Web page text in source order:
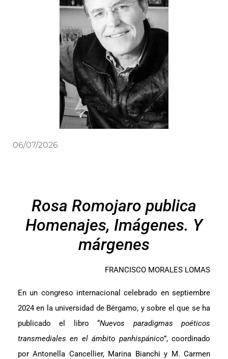
06/07/2026
Rosa Romojaro publica
Homenajes, Imágenes. Y
márgenes
FRANCISCO MORALES LOMAS
En un congreso internacional celebrado en septiembre
2024 en la universidad de Bérgamo, y sobre el que se ha
publicado el libro “Nuevos paradigmas poéticos
transmediales en el ámbito panhispánico”, coordinado
por Antonella Cancellier, Marina Bianchi y M. Carmen